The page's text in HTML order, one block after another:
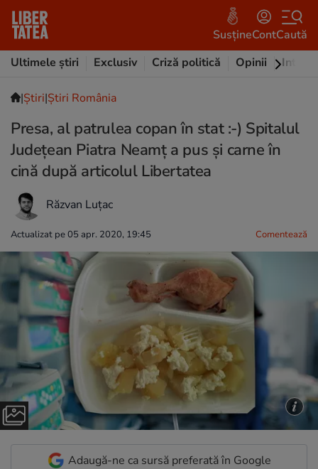
SusțineContCaută
Ultimele știri
Exclusiv Criză politică Opinii
|Ştiri|Știri România
Presa, al patrulea copan în stat :-) Spitalul
Județean Piatra Neamț a pus și carne în
cină după articolul Libertatea
Răzvan Luțac
Actualizat pe 05 apr. 2020, 19:45 Comentează
Adaugă-ne ca sursă preferată în Google